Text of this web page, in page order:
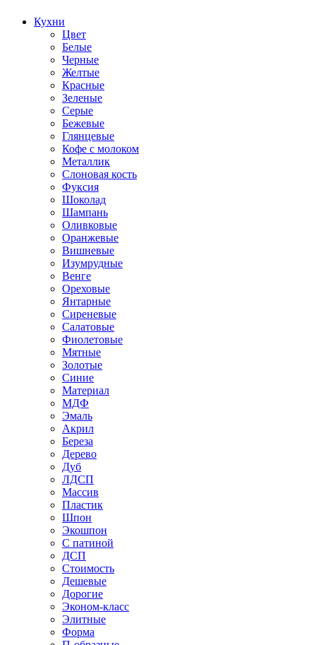
Кухни
Цвет
Белые
Черные
Желтые
Красные
Зеленые
Серые
Бежевые
Глянцевые
Кофе с молоком
Металлик
Слоновая кость
Фуксия
Шоколад
Шампань
Оливковые
Оранжевые
Вишневые
Изумрудные
Венге
Ореховые
Янтарные
Сиреневые
Салатовые
Фиолетовые
Мятные
Золотые
Синие
Материал
МДФ
Эмаль
Акрил
Береза
Дерево
Дуб
ЛДСП
Массив
Пластик
Шпон
Экошпон
С патиной
ДСП
Стоимость
Дешевые
Дорогие
Эконом-класс
Элитные
Форма